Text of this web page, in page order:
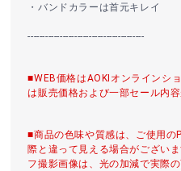
・バンドカラーは首元キレイ
----------------------------------------
■WEB価格はAOKIオンラインシ
は販売価格および一部セール内
■商品の色味や質感は、ご使用の
際と違って見える場合がござい
フ撮影画像は、光の加減で実際